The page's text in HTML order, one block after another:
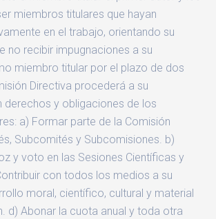
miembros titulares que hayan
en el trabajo, orientando su
no recibir impugnaciones a su
miembro titular por el plazo de dos
Directiva procederá a su
derechos y obligaciones de los
a) Formar parte de la Comisión
Subcomités y Subcomisiones. b)
y voto en las Sesiones Científicas y
con todos los medios a su
moral, científico, cultural y material
d) Abonar la cuota anual y toda otra